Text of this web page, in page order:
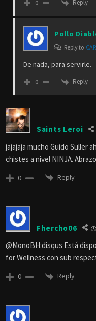
0 Reply
Pollo
Reply to
De nada, para servirle.
0 Reply
Saints Leroi
jajajaja mucho Guido Suller
chistes a nivel NINJA.
0 Reply
Fhercho06
@MonoBH:disqus Está
for Wellness con sub
0 Reply